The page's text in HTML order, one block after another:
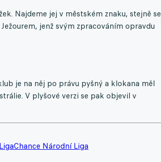
Najdeme jej v městském znaku, stejně se
jenž svým zpracováním opravdu
je na něj po právu pyšný a klokana měl
V plyšové verzi se pak objevil v
Chance Národní Liga